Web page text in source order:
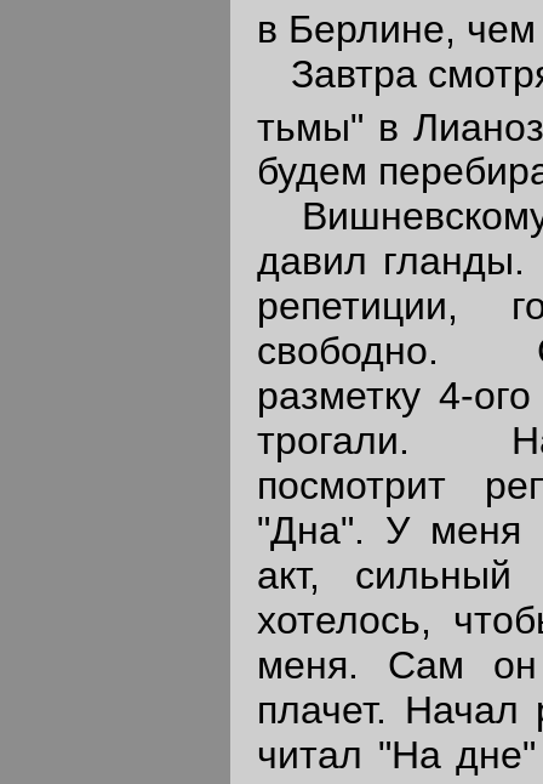
в Берлине, чем
Завтра
тьмы" в
будем
давил
репетиции,
свободно.
разметку 4-
трогали.
посмотрит
"Дна". У меня
акт,
хотелось,
меня. Сам он
плачет. Начал
читал "На